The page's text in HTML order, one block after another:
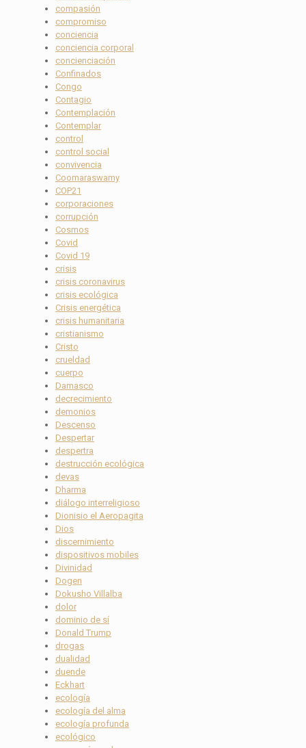
compasión
compromiso
conciencia
conciencia corporal
concienciación
Confinados
Congo
Contagio
Contemplación
Contemplar
control
control social
convivencia
Coomaraswamy
COP21
corporaciones
corrupción
Cosmos
Covid
Covid 19
crisis
crisis coronavirus
crisis ecológica
Crisis energética
crisis humanitaria
cristianismo
Cristo
crueldad
cuerpo
Damasco
decrecimiento
demonios
Descenso
Despertar
despertra
destrucción ecológica
devas
Dharma
diálogo interreligioso
Dionisio el Aeropagita
Dios
discernimiento
dispositivos mobiles
Divinidad
Dogen
Dokusho Villalba
dolor
dominio de sí
Donald Trump
drogas
dualidad
duende
Eckhart
ecología
ecología del alma
ecología profunda
ecológico